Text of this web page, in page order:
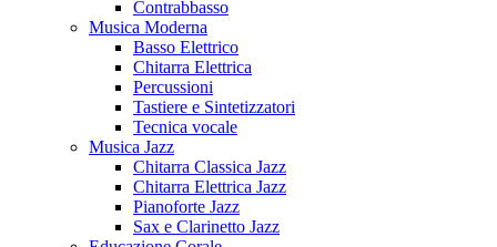
Contrabbasso
Musica Moderna
Basso Elettrico
Chitarra Elettrica
Percussioni
Tastiere e Sintetizzatori
Tecnica vocale
Musica Jazz
Chitarra Classica Jazz
Chitarra Elettrica Jazz
Pianoforte Jazz
Sax e Clarinetto Jazz